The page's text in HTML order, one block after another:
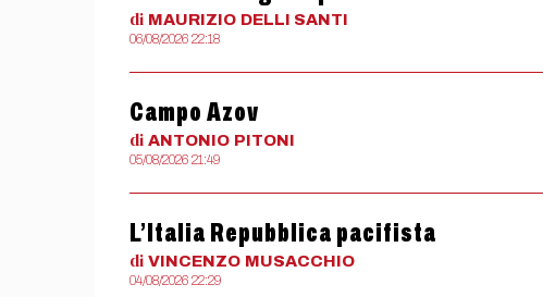
di MAURIZIO DELLI SANTI
06/08/2026 22:18
Campo Azov
di ANTONIO PITONI
05/08/2026 21:49
L’Italia Repubblica pacifista
di VINCENZO MUSACCHIO
04/08/2026 22:29